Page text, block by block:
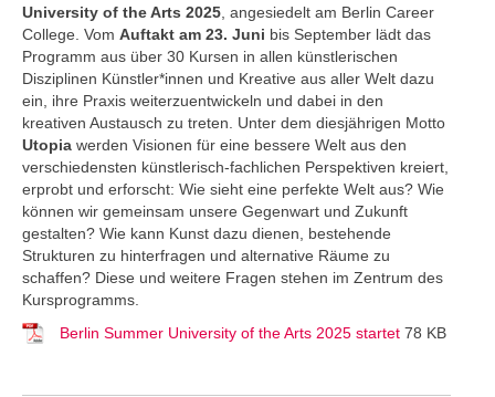
University of the Arts 2025 , angesiedelt am Berlin Career
College. Vom Auftakt am 23. Juni bis September lädt das
Programm aus über 30 Kursen in allen künstlerischen
Disziplinen Künstler*innen und Kreative aus aller Welt dazu
ein, ihre Praxis weiterzuentwickeln und dabei in den
kreativen Austausch zu treten. Unter dem diesjährigen Motto
Utopia werden Visionen für eine bessere Welt aus den
verschiedensten künstlerisch-fachlichen Perspektiven kreiert,
erprobt und erforscht: Wie sieht eine perfekte Welt aus? Wie
können wir gemeinsam unsere Gegenwart und Zukunft
gestalten? Wie kann Kunst dazu dienen, bestehende
Strukturen zu hinterfragen und alternative Räume zu
schaffen? Diese und weitere Fragen stehen im Zentrum des
Kursprogramms.
Berlin Summer University of the Arts 2025 startet 78 KB